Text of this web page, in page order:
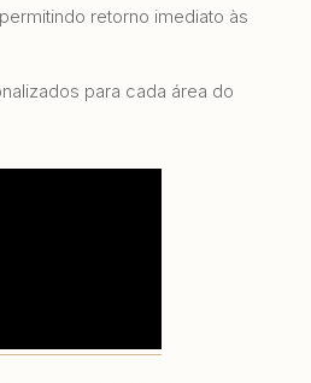
retorno imediato às
para cada área do